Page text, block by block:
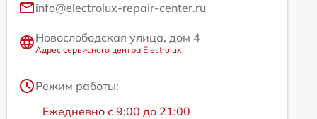
info@electrolux-repair-center.ru
Новослободская улица, дом 4
Адрес сервисного центра Electrolux
Режим работы:
Ежедневно с 9:00 до 21:00